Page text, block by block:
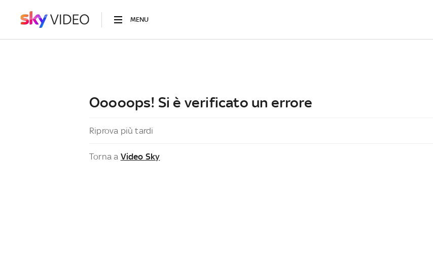
MENU
Ooooops! Si è verificato un errore
Riprova più tardi
Torna a Video Sky